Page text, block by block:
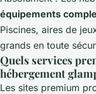
équipements
Piscines, aires de
grands en toute
Quels services
hébergement
Les sites premium